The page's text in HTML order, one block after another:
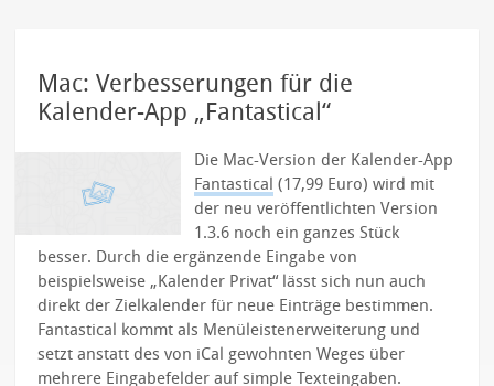
Mac: Verbesserungen für die
Kalender-App „Fantastical“
Die Mac-Version der Kalender-App
Fantastical (17,99 Euro) wird mit
der neu veröffentlichten Version
1.3.6 noch ein ganzes Stück
besser. Durch die ergänzende Eingabe von
beispielsweise „Kalender Privat“ lässt sich nun auch
direkt der Zielkalender für neue Einträge bestimmen.
Fantastical kommt als Menüleistenerweiterung und
setzt anstatt des von iCal gewohnten Weges über
mehrere Eingabefelder auf simple Texteingaben.